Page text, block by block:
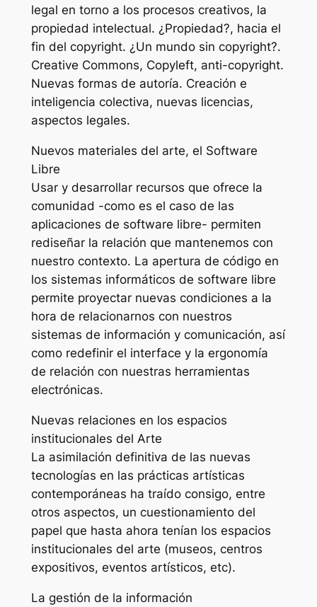
legal en torno a los procesos creativos, la
propiedad intelectual. ¿Propiedad?, hacia el
fin del copyright. ¿Un mundo sin copyright?.
Creative Commons, Copyleft, anti-copyright.
Nuevas formas de autoría. Creación e
inteligencia colectiva, nuevas licencias,
aspectos legales.
Nuevos materiales del arte, el Software
Libre
Usar y desarrollar recursos que ofrece la
comunidad -como es el caso de las
aplicaciones de software libre- permiten
rediseñar la relación que mantenemos con
nuestro contexto. La apertura de código en
los sistemas informáticos de software libre
permite proyectar nuevas condiciones a la
hora de relacionarnos con nuestros
sistemas de información y comunicación, así
como redefinir el interface y la ergonomía
de relación con nuestras herramientas
electrónicas.
Nuevas relaciones en los espacios
institucionales del Arte
La asimilación definitiva de las nuevas
tecnologías en las prácticas artísticas
contemporáneas ha traído consigo, entre
otros aspectos, un cuestionamiento del
papel que hasta ahora tenían los espacios
institucionales del arte (museos, centros
expositivos, eventos artísticos, etc).
La gestión de la información